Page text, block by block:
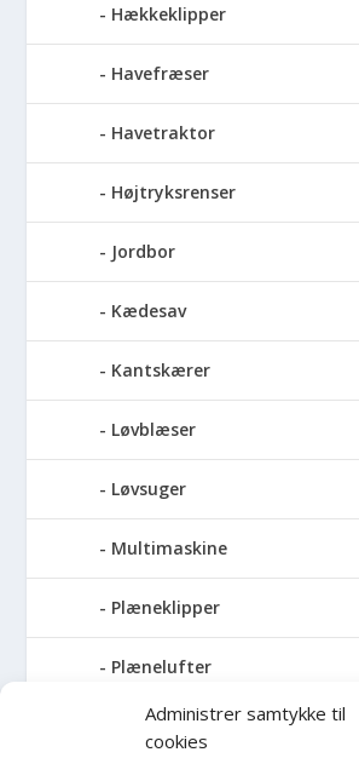
Administrer samtykke til
cookies
Hækkeklipper
Havefræser
Havetraktor
Højtryksrenser
Jordbor
Kædesav
Kantskærer
Løvblæser
Løvsuger
Multimaskine
Plæneklipper
Plænelufter
Robotplæneklipper